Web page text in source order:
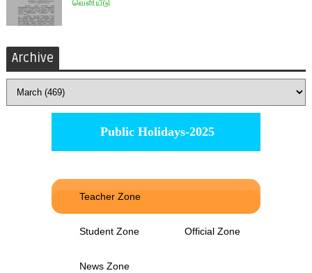
வெளியீடு
Archive
Public Holidays-2025
Teacher Zone
Student Zone Official Zone
News Zone